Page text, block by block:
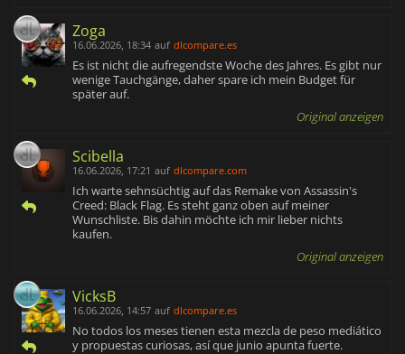
Zoga
16.06.2026, 18:34 auf dlcompare.es
Es ist nicht die aufregendste Woche des Jahres. Es gibt nur
wenige Tauchgänge, daher spare ich mein Budget für
später auf.
Original anzeigen
Scibella
16.06.2026, 17:21 auf dlcompare.com
Ich warte sehnsüchtig auf das Remake von Assassin's
Creed: Black Flag. Es steht ganz oben auf meiner
Wunschliste. Bis dahin möchte ich mir lieber nichts
kaufen.
Original anzeigen
VicksB
16.06.2026, 14:57 auf dlcompare.es
No todos los meses tienen esta mezcla de peso mediático
y propuestas curiosas, así que junio apunta fuerte.